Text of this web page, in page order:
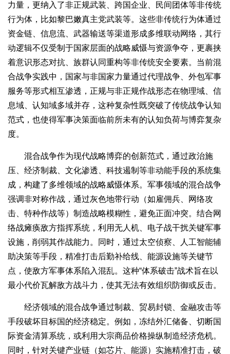
力量，更纳入了非正规武装、跨国企业、民间团体等非传统
行为体，比如黎巴嫩真主党武装等。这些非传统行为体通过
资金链、信息流、武器输送等渠道形成多维联动网络，其行
动逻辑不仅受制于国家层面的战略威慑与资源争夺，更裹挟
着意识形态对抗、族群认同重构等非传统安全要素。当前混
合战争实践中，国家与非国家力量通过代理战争、外包军事
服务等形式相互渗透，正规与非正规作战形态在物理域、信
息域、认知域多域并存，这种复杂性既突破了传统战争认知
范式，也使得军事决策面临前所未有的认知负荷与博弈复杂
度。
混合战争作为现代战略博弈的创新范式，通过政治施
压、经济制裁、文化渗透、科技遏制等非动能手段的系统集
成，构建了多维领域的战略威慑体系。军事领域的混合战争
强调非对称作战，通过灰色地带行动（如雇佣兵、网络攻
击、特种作战等）制造战略模糊性，避免正面冲突。结合网
络战瘫痪敌方指挥系统，利用无人机、电子战干扰关键军事
设施，削弱其作战能力。同时，通过太空侦察、人工智能辅
助决策等手段，精准打击后勤补给线、能源设施等关键节
点，使敌方军事体系陷入混乱。这种“体系破击”战术旨在以
最小代价瓦解敌方战斗力，使其无法有效组织防御或反击。
经济领域的混合战争通过制裁、贸易封锁、金融攻击等
手段破坏目标国的经济稳定。例如，冻结外汇储备、切断国
际资金清算系统，或利用大宗商品价格操纵制造经济危机。
同时，针对关键产业链（如芯片、能源）实施精准打击，破